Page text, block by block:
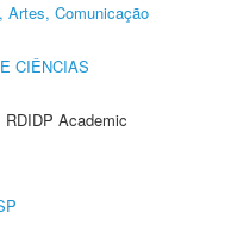
Artes, Comunicação
CIÊNCIAS
Academic